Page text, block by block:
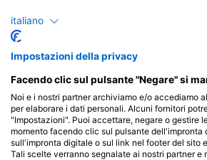
J F M A M J J A S O
italiano
Impostazioni della privacy
Facendo clic sul pulsante "Negare" si
Noi e i nostri partner archiviamo e/o accediamo
per elaborare i dati personali. Alcuni fornitori
"Impostazioni". Puoi accettare, negare o gestire
momento facendo clic sul pulsante
sull'impronta digitale o sul link nel footer del sito
Tali scelte verranno segnalate ai nostri partner